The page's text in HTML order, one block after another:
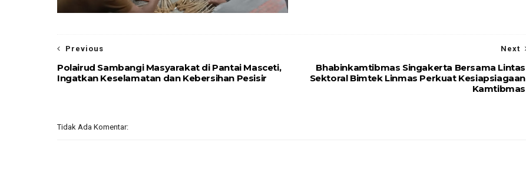
Next
Bhabinkamtibmas Singakerta Bersama Lintas
Sektoral Bimtek Linmas Perkuat Kesiapsiagaan
Kamtibmas
Previous
Polairud Sambangi Masyarakat di Pantai Masceti,
Ingatkan Keselamatan dan Kebersihan Pesisir
Tidak Ada Komentar: